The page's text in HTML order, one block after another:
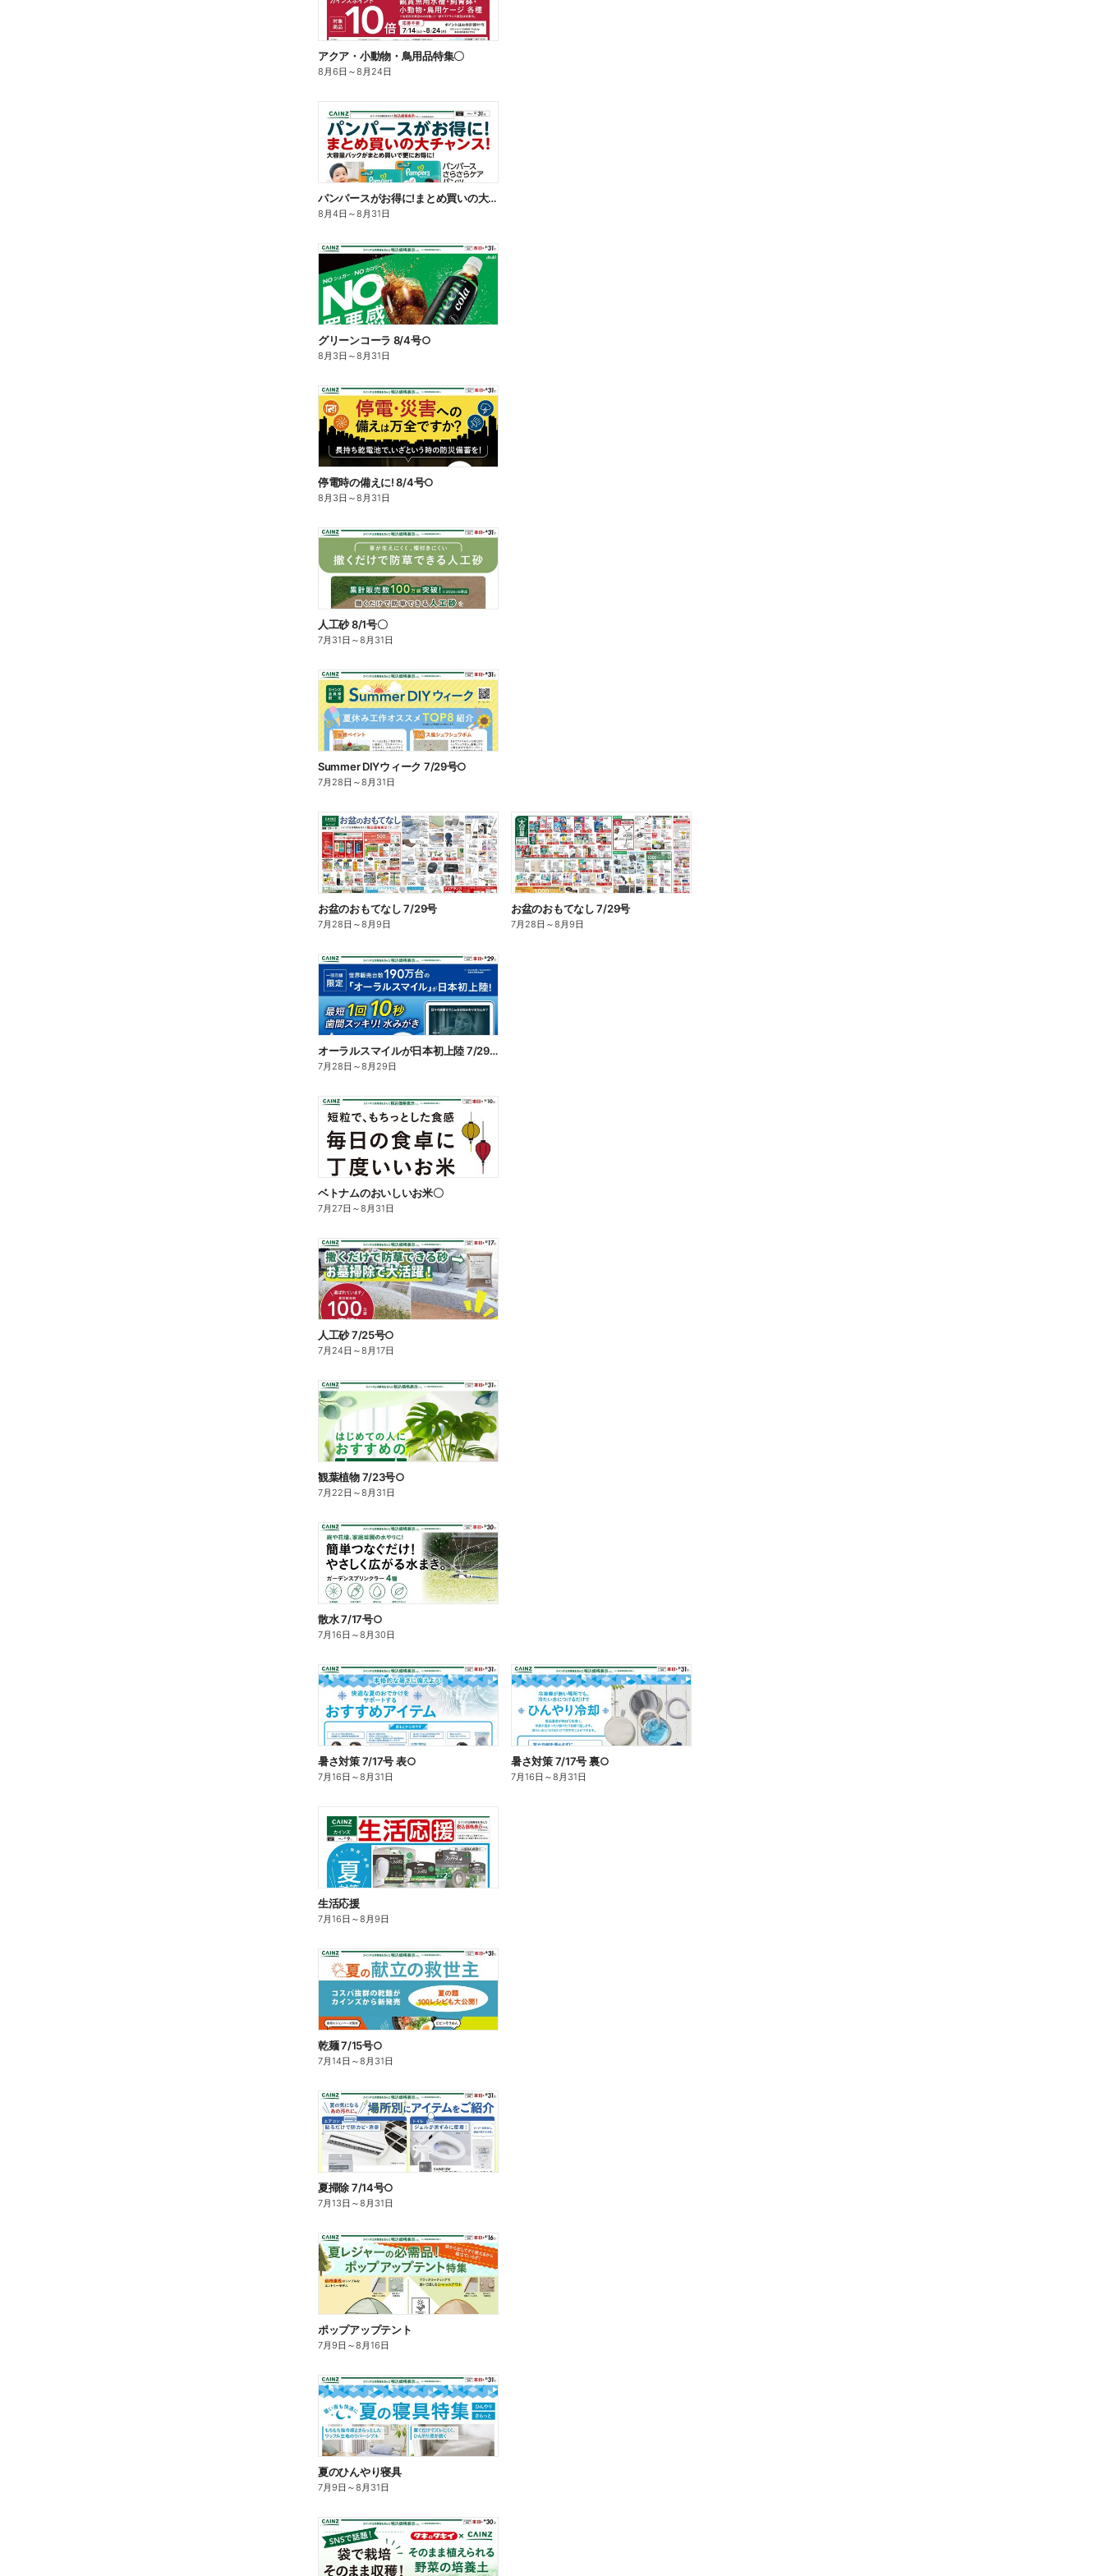
アクア・小動物・鳥用品特集〇
8月6日 ～8月24日
パンパースがお得に!まとめ買いの大チャンス!〇
8月4日 ～8月31日
グリーンコーラ 8/4号○
8月3日 ～8月31日
停電時の備えに! 8/4号○
8月3日 ～8月31日
人工砂 8/1号〇
7月31日 ～8月31日
Summer DIYウィーク 7/29号○
7月28日 ～8月31日
お盆のおもてなし 7/29号
7月28日 ～8月9日
お盆のおもてなし 7/29号
7月28日 ～8月9日
オーラルスマイルが日本初上陸 7/29号○
7月28日 ～8月29日
ベトナムのおいしいお米〇
7月27日 ～8月31日
人工砂 7/25号○
7月24日 ～8月17日
観葉植物 7/23号○
7月22日 ～8月31日
散水 7/17号○
7月16日 ～8月30日
暑さ対策 7/17号 表○
7月16日 ～8月31日
暑さ対策 7/17号 裏○
7月16日 ～8月31日
生活応援
7月16日 ～8月9日
乾麺 7/15号○
7月14日 ～8月31日
夏掃除 7/14号○
7月13日 ～8月31日
ポップアップテント
7月9日 ～8月16日
夏のひんやり寝具
7月9日 ～8月31日